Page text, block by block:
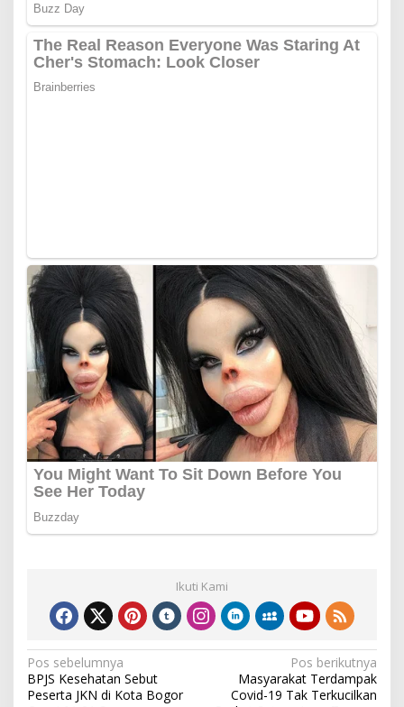
Ikuti Kami
Navigasi
pos
Pos sebelumnya
BPJS Kesehatan Sebut
Peserta JKN di Kota Bogor
Pos berikutnya
Masyarakat Terdampak
Covid-19 Tak Terkucilkan